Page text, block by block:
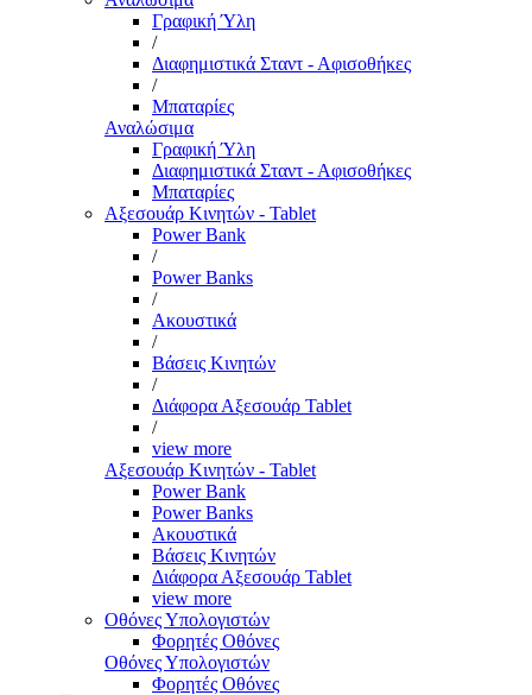
Γραφική Ύλη
/
Διαφημιστικά Σταντ - Αφισοθήκες
/
Μπαταρίες
Αναλώσιμα
Γραφική Ύλη
Διαφημιστικά Σταντ - Αφισοθήκες
Μπαταρίες
Αξεσουάρ Κινητών - Tablet
Power Bank
/
Power Banks
/
Ακουστικά
/
Βάσεις Κινητών
/
Διάφορα Αξεσουάρ Tablet
/
view more
Αξεσουάρ Κινητών - Tablet
Power Bank
Power Banks
Ακουστικά
Βάσεις Κινητών
Διάφορα Αξεσουάρ Tablet
view more
Οθόνες Υπολογιστών
Φορητές Οθόνες
Οθόνες Υπολογιστών
Φορητές Οθόνες